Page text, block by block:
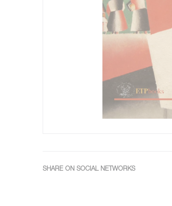
SHARE ON SOCIAL NETWORKS